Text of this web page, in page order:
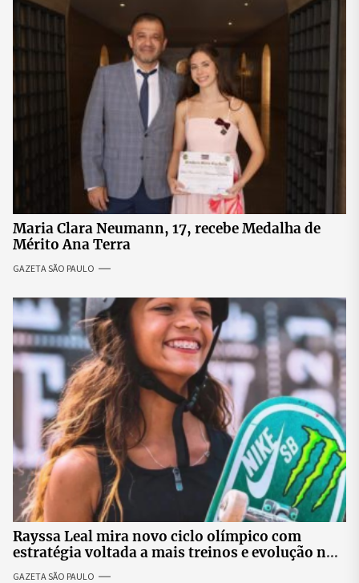
Maria Clara Neumann, 17, recebe Medalha de
Mérito Ana Terra
GAZETA SÃO PAULO
Rayssa Leal mira novo ciclo olímpico com
estratégia voltada a mais treinos e evolução no
GAZETA SÃO PAULO